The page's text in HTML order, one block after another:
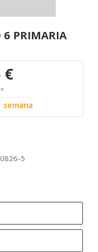
6 PRIMARIA
€
semana
5